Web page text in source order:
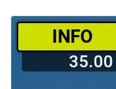
­INFO
35.00